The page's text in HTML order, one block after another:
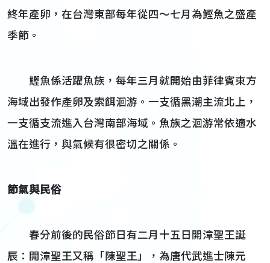
終年產卵，在台灣東部每年從四～七月為鰹魚之盛產
季節。
鰹魚係活躍魚族，每年三月就開始由菲律賓東方
海域出發作產卵及索餌洄游。一支循黑潮主流北上，
一支循支流進入台灣南部海域。魚族之洄游常依適水
溫在進行，與氣候有很密切之關係。
節氣與民俗
春分前後的民俗節日有二月十五日開漳聖王誕
辰：開漳聖王又稱「陳聖王」，為唐代武進士陳元